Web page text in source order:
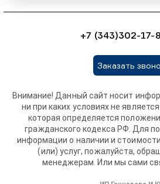
+7 (343)302-17-
Заказать
Внимание! Данный сайт носит
ни при каких условиях не
которая определяется
гражданского кодекса РФ. Для
информации о наличии и
(или) услуг, пожалуйста,
менеджерам. Или мы сами